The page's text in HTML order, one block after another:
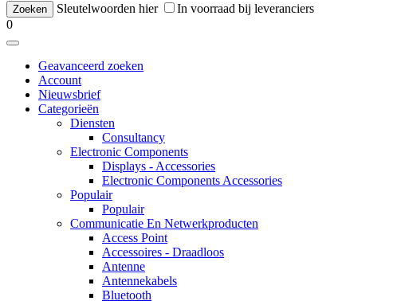
Sleutelwoorden hier
In voorraad bij leveranciers
0
Geavanceerd zoeken
Account
Nieuwsbrief
Categorieën
Diensten
Consultancy
Electronic Components
Displays - Accessories
Electronic Components Accessories
Populair
Populair
Communicatie En Netwerkproducten
Access Point
Accessoires - Draadloos
Antenne
Antennekabels
Bluetooth